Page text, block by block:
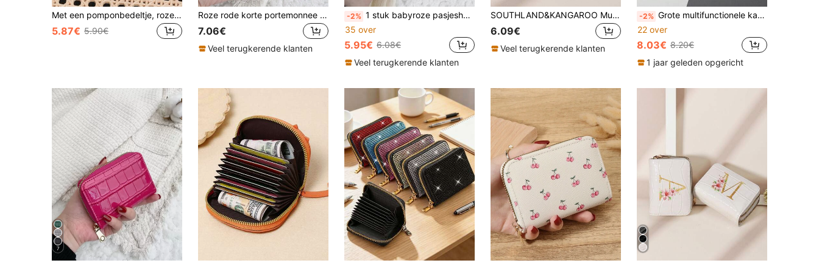
Met een pomponbedeltje, roze strik met liefdespatroon, veelzijdige portemonnee met dubbele ritssluiting, kaarthouder voor meerdere kaarten en creditcards.
5.87€ 5.90€
Roze rode korte portemonnee voor dames met pompon hanger, PU-leren ritsmuntenportemonnee, multifunctionele kaarthouder met grote capaciteit, lichtgewicht modieuze zakelijke casual portemonnee, cadeau voor de dag van de leraar, jubileum- en verjaardagscadeau voor dames en kantoorpersoneel
7.06€
Veel terugkerende klanten
-2% 1 stuk babyroze pasjeshouder opbergtas, kleine portemonnee met dubbele rits, muntentas, lichtgewicht draagbare pasjeshouder voor dagelijks winkelen, school en reizen voor mannen, ID-kaarthouder, cadeau voor witteboordmannen voor vakantie, jubileum en verjaardag, cadeauaccessoire, cadeau voor leraren, pasjeshouder, portemonnee, visitekaarthouder, creditcardhouder, damesportemonnee, miniportemonnee, portemonnee pasjeshouder
35 over
5.95€ 6.08€
Veel terugkerende klanten
SOUTHLAND&KANGAROO Multifunctionele muntenportemonnee met dubbele rits, kaarthouder met letterpatroon, opbergtas voor kaarten met meerdere vakken, kan creditcards en andere schoolbenodigdheden opbergen, geschikt voor gebruik in studentenkamers, damesportemonnee, mini-portemonnee, clutch kaarthouder
6.09€
Veel terugkerende klanten
-2% Grote multifunctionele kaarthouder portemonnee in Boheemse stijl met onder andere een geldboom, pauwenoog en andere creatieve cadeau-ideeën, perfect voor jezelf of vrienden. Ideaal voor dames: mini portemonnee, kleine portemonnee, portemonneetje voor dames.
22 over
8.03€ 8.20€
1 jaar geleden opgericht
7